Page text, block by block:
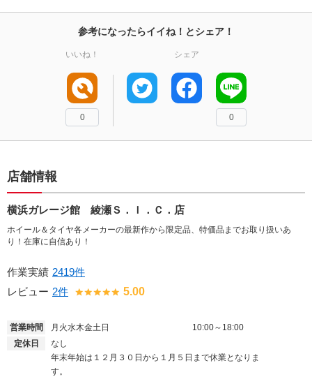
参考になったらイイね！とシェア！
いいね！
0
シェア
0
店舗情報
横浜ガレージ館 綾瀬Ｓ．Ｉ．Ｃ．店
ホイール＆タイヤ各メーカーの最新作から限定品、特価品までお取り扱いあ
り！在庫に自信あり！
作業実績 2419件
レビュー 2件 5.00
営業時間 月火水木金土日
10:00～18:00
定休日
なし
年末年始は１２月３０日から１月５日まで休業となりま
す。